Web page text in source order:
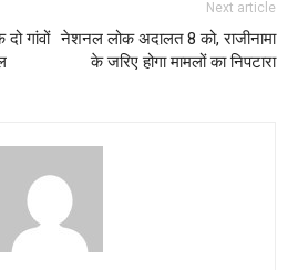
गांवों
Next article
नेशनल लोक अदालत 8 को, राजीनामा
के जरिए होगा मामलों का निपटारा